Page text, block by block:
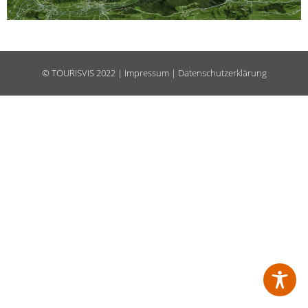
©TOURISVIS2022 | Impressum| Datenschutzerklärung